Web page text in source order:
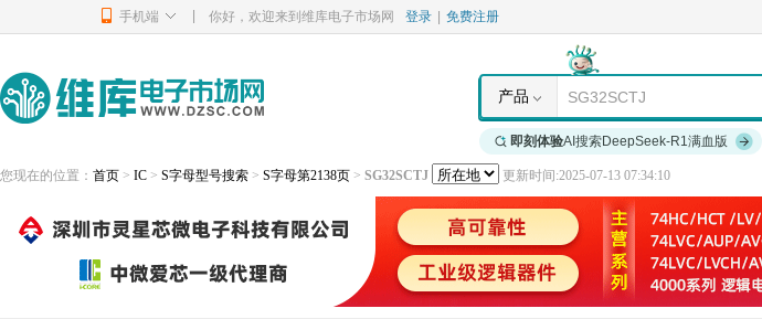
手机端 你好，欢迎来到维库电子市场网 登录 免费注册
产品
即刻体验AI搜索DeepSeek-R1满血版
您现在的位置： 首页 > IC > S字母型号搜索 > S字母第2138页 > SG32SCTJ 更新时间:2025-07-13 07:34:10